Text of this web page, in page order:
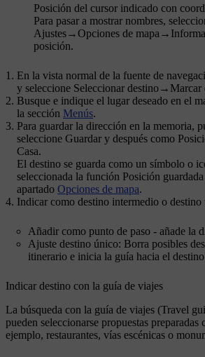
Posición del cursor indicado con
Para pasar a mostrar nombres,
Ajustes→Opciones de mapa→
posición.
En la vista normal de la fuente de
y seleccione Seleccionar destino→ Marcar
Busque e indique el lugar deseado en el
la sección Menús.
Para guardar la dirección en la memoria,
seleccione Guardar y después como
Casa.
El destino se guarda como un símbolo o
seleccionada la función Posición
apartado Opciones de mapa.
Indicar como destino intermedio o destino
Añadir como punto de paso - añade la
Ajuste destino único: Borra posibles
itinerario e inicia la guía hacia el
Indicar destino con la guía de viajes
La búsqueda con la guía de viajes (Travel
pueden seleccionarse propuestas preparadas
ejemplo, restaurantes, vías escénicas o